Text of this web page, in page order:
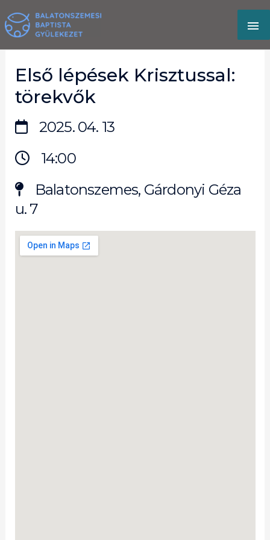
to
content
Első lépések Krisztussal:
törekvők
2025. 04. 13
14:00
Balatonszemes, Gárdonyi Géza
u. 7